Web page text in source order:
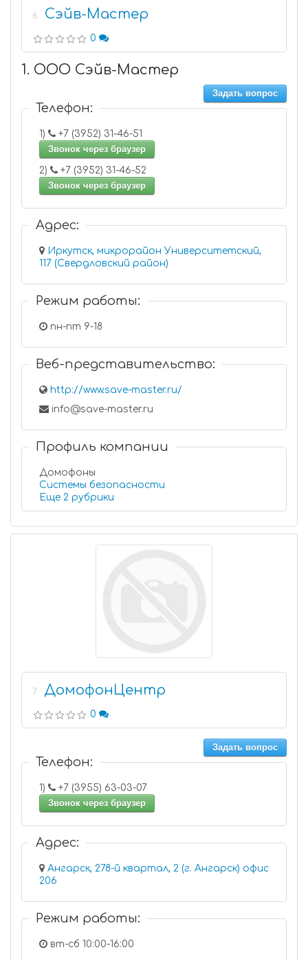
6 Сэйв-Мастер
0
1. ООО Сэйв-Мастер
Задать вопрос
Телефон:
1)
+7 (3952) 31-46-51
Звонок через браузер
2)
+7 (3952) 31-46-52
Звонок через браузер
Адрес:
Иркутск, микрорайон Университетский,
117 (Свердловский район)
Режим работы:
пн-пт 9-18
Веб-представительство:
http://www.save-master.ru/
info@save-master.ru
Профиль компании
Домофоны
Системы безопасности
Еще 2 рубрики
7 ДомофонЦентр
0
Задать вопрос
Телефон:
1)
+7 (3955) 63-03-07
Звонок через браузер
Адрес:
Ангарск, 278-й квартал, 2 (г. Ангарск) офис
206
Режим работы:
вт-сб 10:00-16:00